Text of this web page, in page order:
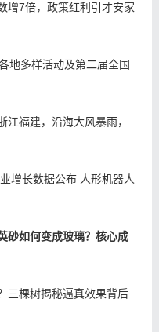
增7倍，政策红利引才安家
地多样活动及第二届全国
江福建，沿海大风暴雨，
增长数据公布 人形机器人
砂如何变成玻璃？核心成
三棵树揭秘逼真效果背后